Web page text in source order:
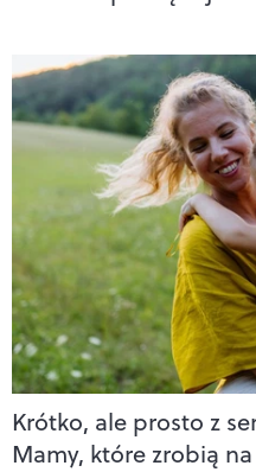
Krótko, ale prosto z
Mamy, które zrobią